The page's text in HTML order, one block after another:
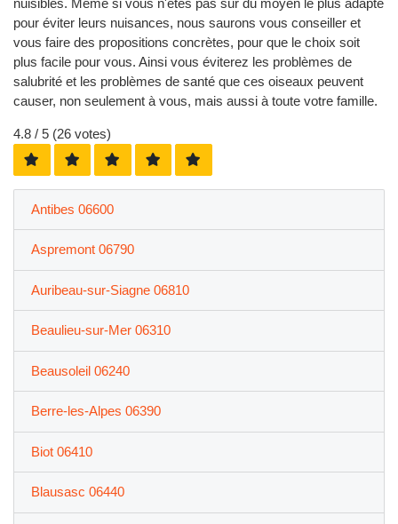
nuisibles. Même si vous n'êtes pas sûr du moyen le plus adapté
pour éviter leurs nuisances, nous saurons vous conseiller et
vous faire des propositions concrètes, pour que le choix soit
plus facile pour vous. Ainsi vous éviterez les problèmes de
salubrité et les problèmes de santé que ces oiseaux peuvent
causer, non seulement à vous, mais aussi à toute votre famille.
4.8 / 5 (26 votes)
Antibes 06600
Aspremont 06790
Auribeau-sur-Siagne 06810
Beaulieu-sur-Mer 06310
Beausoleil 06240
Berre-les-Alpes 06390
Biot 06410
Blausasc 06440